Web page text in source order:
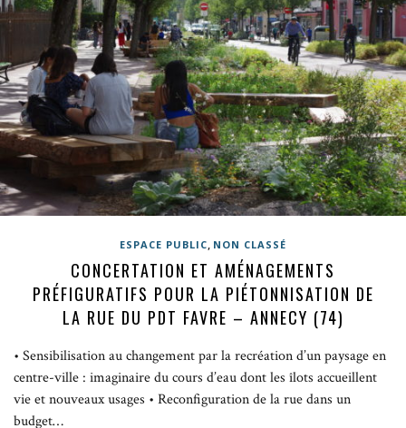
ESPACE PUBLIC, NON CLASSÉ
CONCERTATION ET AMÉNAGEMENTS
PRÉFIGURATIFS POUR LA PIÉTONNISATION DE
LA RUE DU PDT FAVRE – ANNECY (74)
• Sensibilisation au changement par la recréation d’un paysage en
centre-ville : imaginaire du cours d’eau dont les îlots accueillent
vie et nouveaux usages • Reconfiguration de la rue dans un
budget…